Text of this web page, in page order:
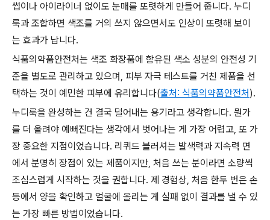
썹이나 아이라이너 없이도 눈매를 또렷하게 만들어 줍니다. 누디
룩과 조합하면 색조를 거의 쓰지 않으면서도 인상이 또렷해 보이
는 효과가 납니다.
식품의약품안전처는 색조 화장품에 함유된 색소 성분의 안전성 기
준을 별도로 관리하고 있으며, 피부 자극 테스트를 거친 제품을 선
택하는 것이 예민한 피부에 유리합니다(출처: 식품의약품안전처).
누디룩을 완성하는 건 결국 덜어내는 용기라고 생각합니다. 뭔가
를 더 올려야 예뻐진다는 생각에서 벗어나는 게 가장 어렵고, 또 가
장 중요한 지점이었습니다. 리퀴드 블러셔는 발색력과 지속력 면
에서 분명히 장점이 있는 제품이지만, 처음 쓰는 분이라면 소량씩
조심스럽게 시작하는 것을 권합니다. 제 경험상, 처음 한두 번은 손
등에서 양을 확인하고 얼굴에 올리는 게 실패 없이 결과를 낼 수 있
는 가장 빠른 방법이었습니다.